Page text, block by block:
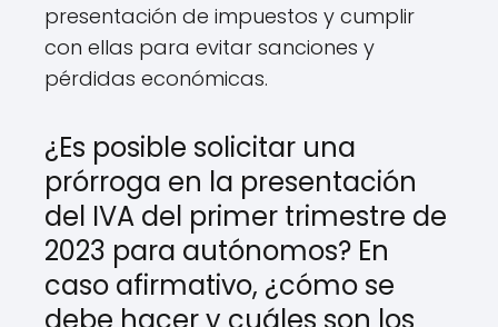
presentación de impuestos y cumplir
con ellas para evitar sanciones y
pérdidas económicas.
¿Es posible solicitar una
prórroga en la presentación
del IVA del primer trimestre de
2023 para autónomos? En
caso afirmativo, ¿cómo se
debe hacer y cuáles son los